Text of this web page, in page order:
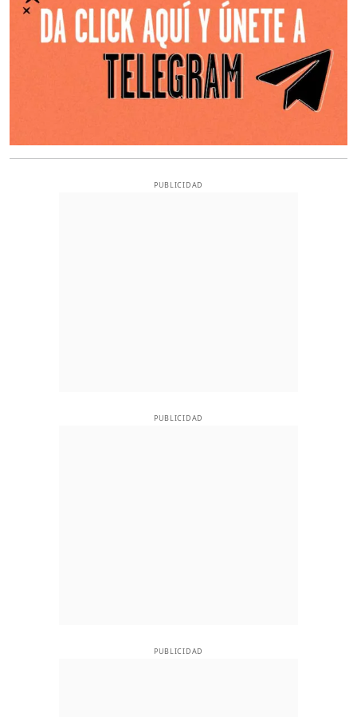
PUBLICIDAD
PUBLICIDAD
PUBLICIDAD